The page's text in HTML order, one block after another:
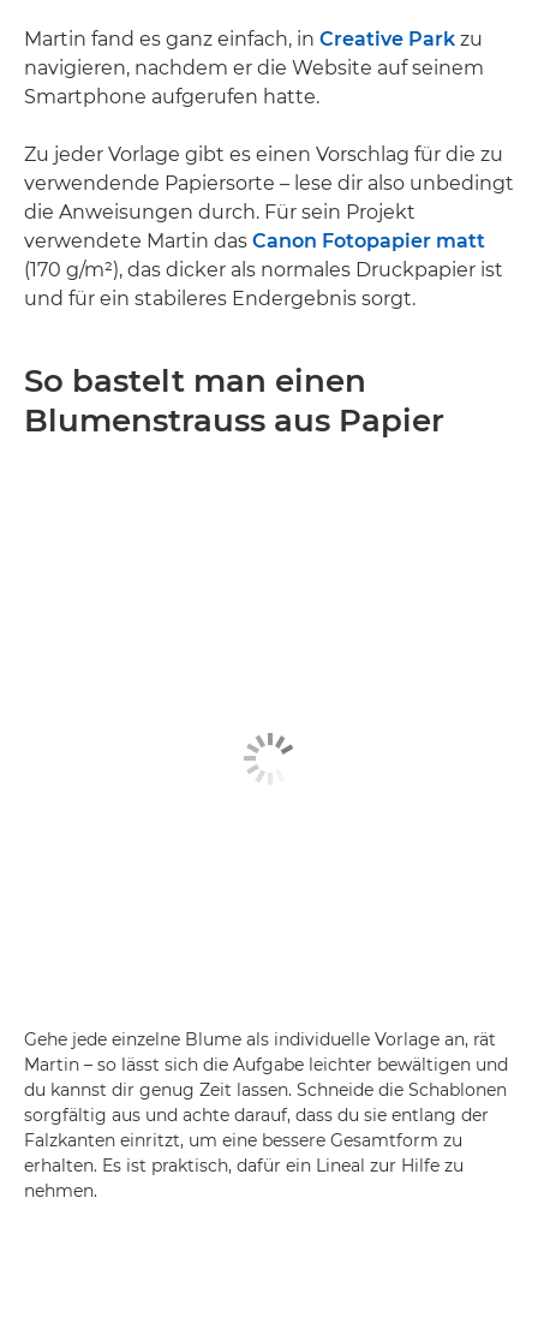
Martin fand es ganz einfach, in Creative Park zu
navigieren, nachdem er die Website auf seinem
Smartphone aufgerufen hatte.
Zu jeder Vorlage gibt es einen Vorschlag für die zu
verwendende Papiersorte – lese dir also unbedingt
die Anweisungen durch. Für sein Projekt
verwendete Martin das Canon Fotopapier matt
(170 g/m²), das dicker als normales Druckpapier ist
und für ein stabileres Endergebnis sorgt.
So bastelt man einen
Blumenstrauss aus Papier
Gehe jede einzelne Blume als individuelle Vorlage an, rät
Martin – so lässt sich die Aufgabe leichter bewältigen und
du kannst dir genug Zeit lassen. Schneide die Schablonen
sorgfältig aus und achte darauf, dass du sie entlang der
Falzkanten einritzt, um eine bessere Gesamtform zu
erhalten. Es ist praktisch, dafür ein Lineal zur Hilfe zu
nehmen.